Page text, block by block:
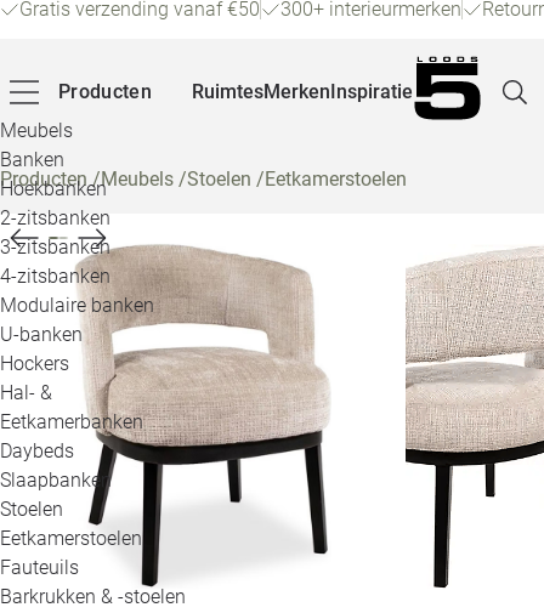
Gratis verzending vanaf €50 300+ interieurmerken
Producten
Meubels
Banken
Hoekbanken
2-zitsbanken
3-zitsbanken
4-zitsbanken
Modulaire banken
U-banken
Hockers
Hal- &
Eetkamerbanken
Daybeds
Slaapbanken
Stoelen
Eetkamerstoelen
Fauteuils
Barkrukken & -stoelen
RuimtesMerkenInspiratie
Producten/Meubels /Stoelen /Eetkamerstoelen